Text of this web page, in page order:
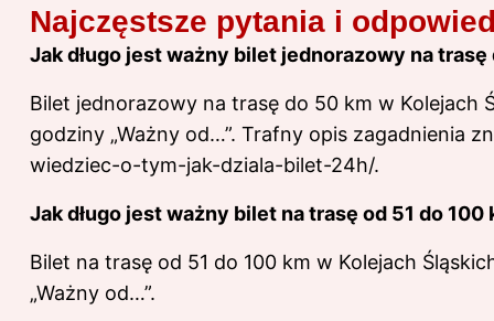
Najczęstsze pytania i
Jak długo jest ważny bilet jednorazowy na
Bilet jednorazowy na trasę do 50 km w Kolejach
godziny „Ważny od…”. Trafny opis zagadnienia
wiedziec-o-tym-jak-dziala-bilet-24h/.
Jak długo jest ważny bilet na trasę od 51 do
Bilet na trasę od 51 do 100 km w Kolejach
„Ważny od…”.